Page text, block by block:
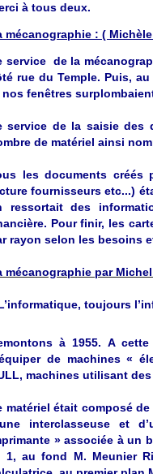
à tous deux.
mécanographie : (
service de la
rue du Temple. Puis,
nos fenêtres
service de la saisie des
de matériel ainsi
les documents créés
fournisseurs etc...)
ressortait des
Pour finir, les
rayon selon les besoins
mécanographie par
toujours
à 1955. A
de machines «
machines utilisant
matériel était composé
interclasseuse et
» associée à un
1, au fond M. Meunier